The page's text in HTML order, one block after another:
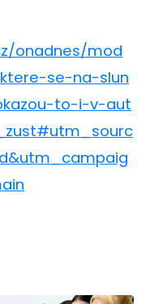
onadnes/mod
se-na-slun
to-i-v-aut